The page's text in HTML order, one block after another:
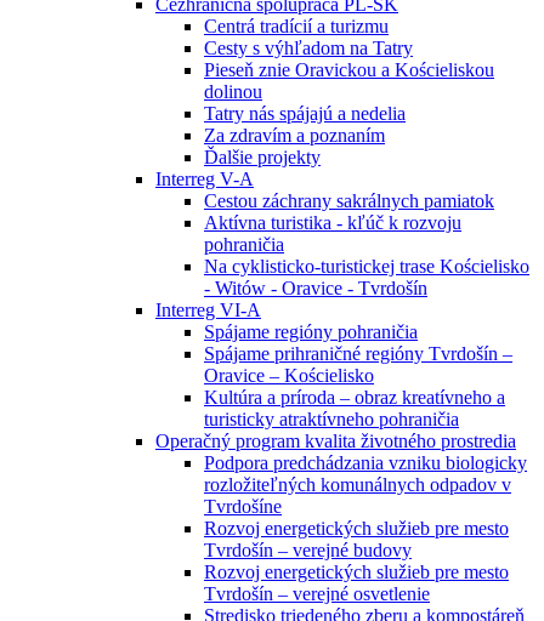
Cezhraničná spolupráca PL-SK
Centrá tradícií a turizmu
Cesty s výhľadom na Tatry
Pieseň znie Oravickou a Kościeliskou
dolinou
Tatry nás spájajú a nedelia
Za zdravím a poznaním
Ďalšie projekty
Interreg V-A
Cestou záchrany sakrálnych pamiatok
Aktívna turistika - kľúč k rozvoju
pohraničia
Na cyklisticko-turistickej trase Kościelisko
- Witów - Oravice - Tvrdošín
Interreg VI-A
Spájame regióny pohraničia
Spájame prihraničné regióny Tvrdošín –
Oravice – Kościelisko
Kultúra a príroda – obraz kreatívneho a
turisticky atraktívneho pohraničia
Operačný program kvalita životného prostredia
Podpora predchádzania vzniku biologicky
rozložiteľných komunálnych odpadov v
Tvrdošíne
Rozvoj energetických služieb pre mesto
Tvrdošín – verejné budovy
Rozvoj energetických služieb pre mesto
Tvrdošín – verejné osvetlenie
Stredisko triedeného zberu a kompostáreň